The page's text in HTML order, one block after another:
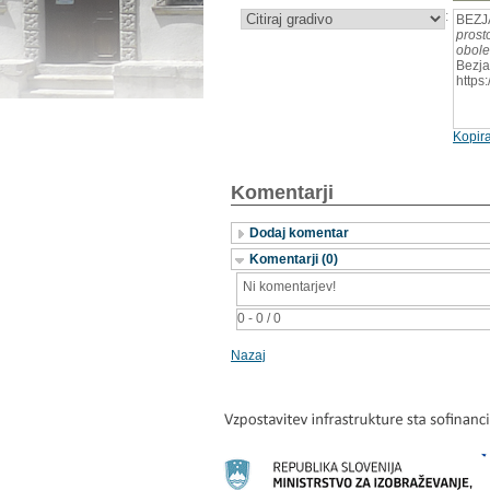
:
Komentarji
Dodaj komentar
Komentarji (0)
0 - 0 / 0
Ni komentarjev!
Nazaj